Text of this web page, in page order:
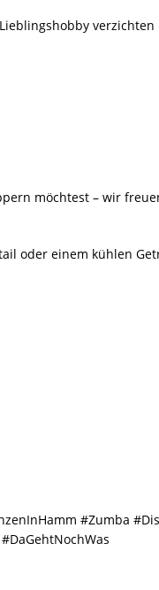
verzichten
möchtest – wir
oder einem kühlen
#Zumba